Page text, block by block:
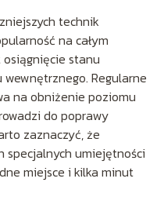
technik
na całym
osiągnięcie stanu
wewnętrznego. Regularne
na obniżenie poziomu
do poprawy
zaznaczyć, że
specjalnych umiejętności
miejsce i kilka minut